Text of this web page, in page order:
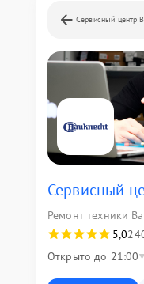
Сервисный центр
Сервисный
Ремонт техники
5,0
Открыто до 21:00